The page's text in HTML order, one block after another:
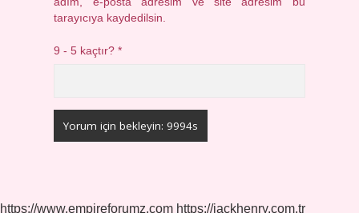
tarayıcıya kaydedilsin.
9 - 5 kaçtır?*
https://www.empireforumz.com https://jackhenry.com.tr